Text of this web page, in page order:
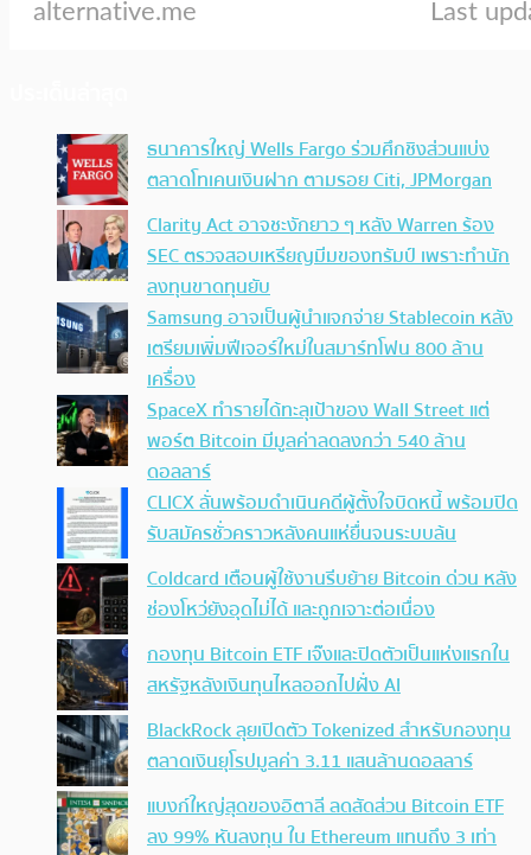
ธนาคารใหญ่ Wells Fargo ร่วมศึกชิงส่วนแบ่ง
ตลาดโทเคนเงินฝาก ตามรอย Citi, JPMorgan
Clarity Act อาจชะงักยาว ๆ หลัง Warren ร้อง
SEC ตรวจสอบเหรียญมีมของทรัมป์ เพราะทำนัก
ลงทุนขาดทุนยับ
Samsung อาจเป็นผู้นำแจกจ่าย Stablecoin หลัง
เตรียมเพิ่มฟีเจอร์ใหม่ในสมาร์ทโฟน 800 ล้าน
เครื่อง
SpaceX ทำรายได้ทะลุเป้าของ Wall Street แต่
พอร์ต Bitcoin มีมูลค่าลดลงกว่า 540 ล้าน
ดอลลาร์
CLICX ลั่นพร้อมดำเนินคดีผู้ตั้งใจบิดหนี้ พร้อมปิด
รับสมัครชั่วคราวหลังคนแห่ยื่นจนระบบล้น
Coldcard เตือนผู้ใช้งานรีบย้าย Bitcoin ด่วน หลัง
ช่องโหว่ยังอุดไม่ได้ และถูกเจาะต่อเนื่อง
กองทุน Bitcoin ETF เจ๊งและปิดตัวเป็นแห่งแรกใน
สหรัฐหลังเงินทุนไหลออกไปฝั่ง AI
BlackRock ลุยเปิดตัว Tokenized สำหรับกองทุน
ตลาดเงินยุโรปมูลค่า 3.11 แสนล้านดอลลาร์
แบงก์ใหญ่สุดของอิตาลี ลดสัดส่วน Bitcoin ETF
ลง 99% หันลงทุน ใน Ethereum แทนถึง 3 เท่า